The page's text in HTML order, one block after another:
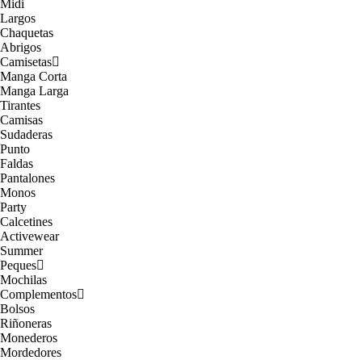
Midi
Largos
Chaquetas
Abrigos
Camisetas
Manga Corta
Manga Larga
Tirantes
Camisas
Sudaderas
Punto
Faldas
Pantalones
Monos
Party
Calcetines
Activewear
Summer
Peques
Mochilas
Complementos
Bolsos
Riñoneras
Monederos
Mordedores